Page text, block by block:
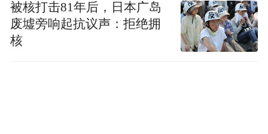
被核打击81年后，日本广岛
废墟旁响起抗议声：拒绝拥
核